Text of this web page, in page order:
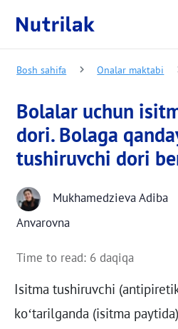
Bosh sahifa Onalar maktabi
Bolalar uchun
dori. Bolaga
tushiruvchi dori
Mukhamedzieva Adiba
Anvarovna
Time to read: 6 daqiqa
Isitma tushiruvchi
ko‘tarilganda (isitma